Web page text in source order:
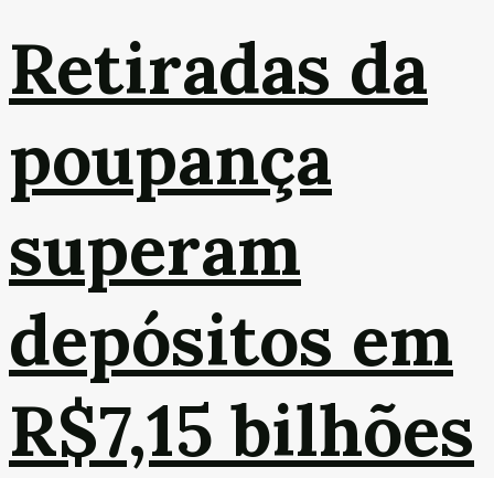
Retiradas da
poupança
superam
depósitos em
R$7,15 bilhões